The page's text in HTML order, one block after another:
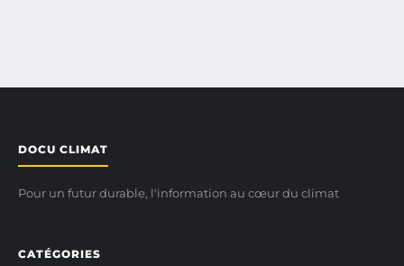
DOCU CLIMAT
Pour un futur durable, l'information au cœur du climat
CATÉGORIES